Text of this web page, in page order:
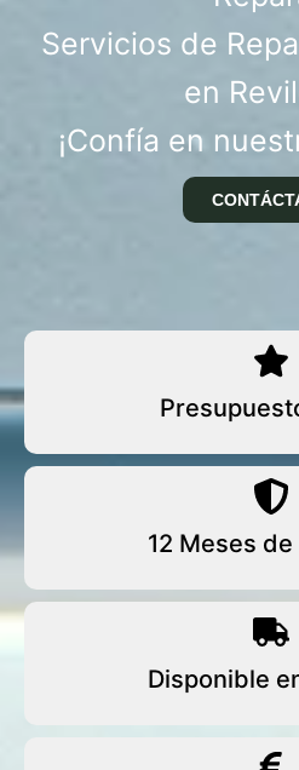
Servicios de
en
¡Confía en
12 Meses
Disponible